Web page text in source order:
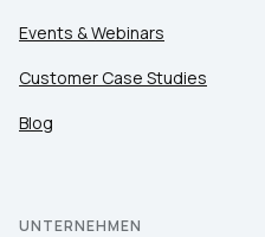
Events & Webinars
Customer Case Studies
Blog
UNTERNEHMEN